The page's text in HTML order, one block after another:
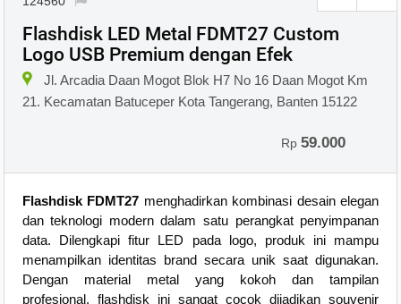
Flashdisk LED Metal FDMT27 Custom
Logo USB Premium dengan Efek
Jl. Arcadia Daan Mogot Blok H7 No 16 Daan Mogot Km
21. Kecamatan Batuceper Kota Tangerang, Banten 15122
Rp59.000
Flashdisk FDMT27 menghadirkan kombinasi desain elegan
dan teknologi modern dalam satu perangkat penyimpanan
data. Dilengkapi fitur LED pada logo, produk ini mampu
menampilkan identitas brand secara unik saat digunakan.
Dengan material metal yang kokoh dan tampilan
profesional, flashdisk ini sangat cocok dijadikan souvenir